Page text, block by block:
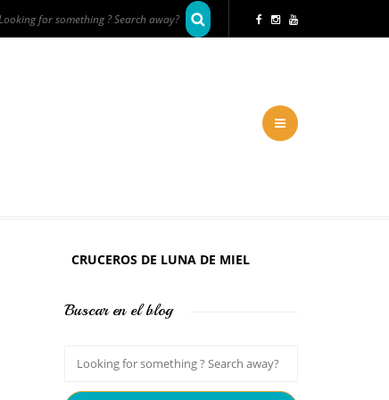
CRUCEROS DE LUNA DE MIEL
Buscar en el blog